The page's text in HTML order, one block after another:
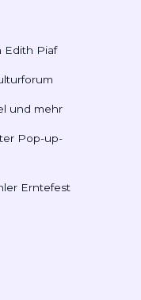
Edith Piaf
und mehr
Pop-up-
Erntefest